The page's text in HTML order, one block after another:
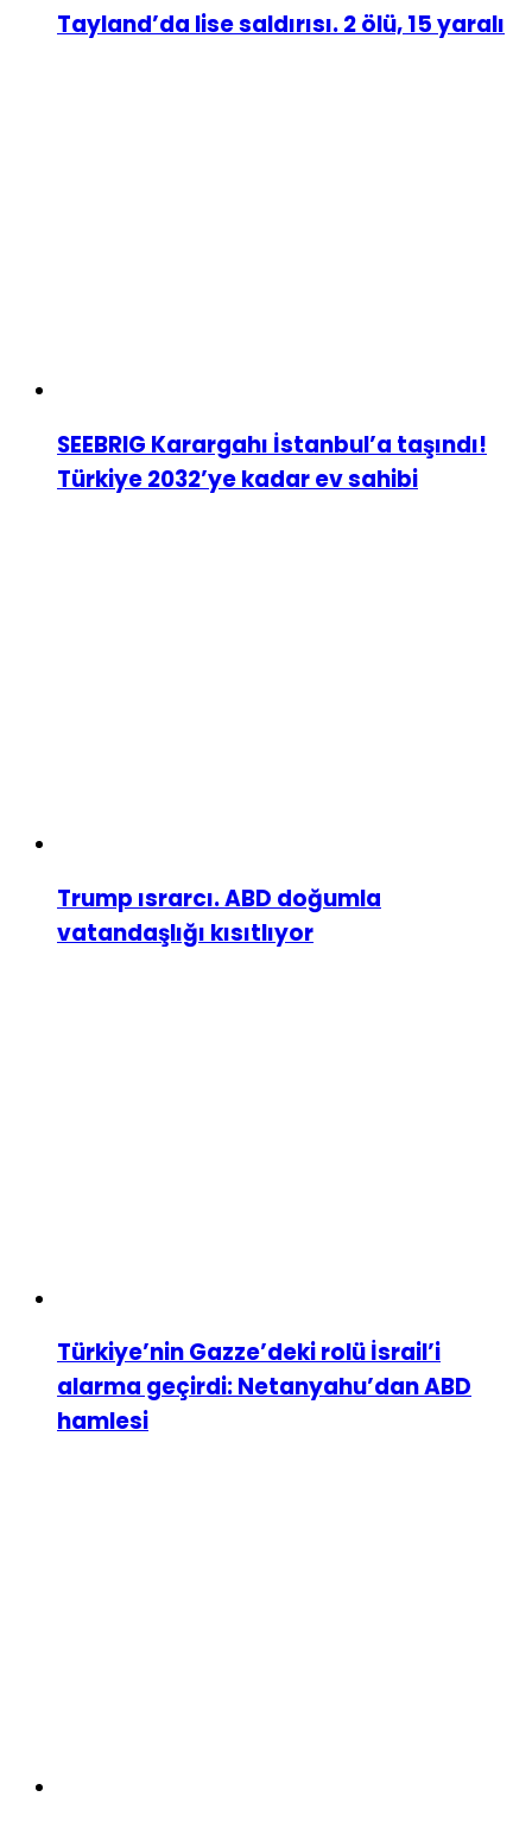
Tayland’da lise saldırısı. 2 ölü, 15 yaralı
SEEBRIG Karargahı İstanbul’a taşındı!
Türkiye 2032’ye kadar ev sahibi
Trump ısrarcı. ABD doğumla
vatandaşlığı kısıtlıyor
Türkiye’nin Gazze’deki rolü İsrail’i
alarma geçirdi: Netanyahu’dan ABD
hamlesi